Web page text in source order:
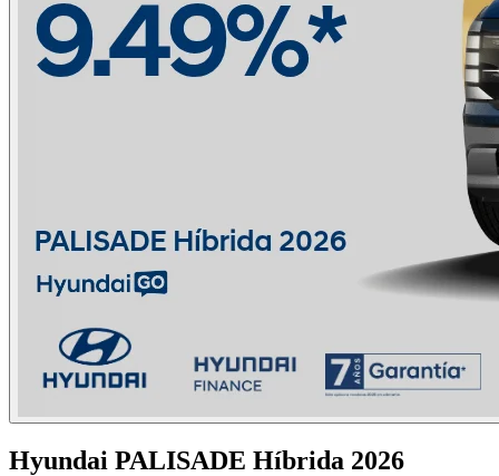
Hyundai PALISADE Híbrida 2026